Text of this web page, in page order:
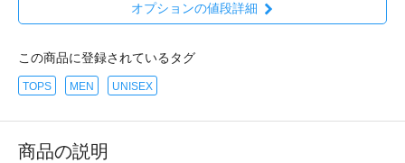
オプションの値段詳細
この商品に登録されているタグ
TOPS MEN UNISEX
商品の説明